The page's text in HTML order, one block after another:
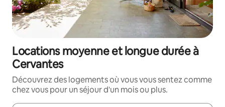
Locations moyenne et longue durée à
Cervantes
Découvrez des logements où vous vous sentez comme
chez vous pour un séjour d'un mois ou plus.